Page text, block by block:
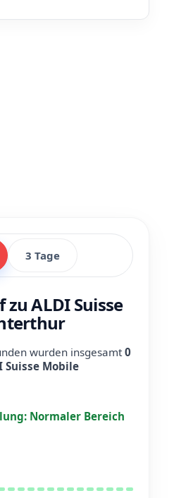
3 Tage
ALDI Suisse
wurden insgesamt0
Suisse Mobile
Normaler Bereich